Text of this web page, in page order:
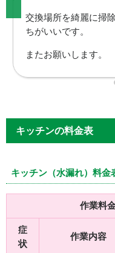
交換場所を綺麗に掃
ちがいいです。
またお願いします。
キッチンの料金表
キッチン（水漏れ）料金
作業料
症
状
作業内容